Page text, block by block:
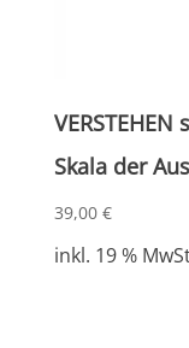
Skala der
39,00 €
inkl. 19 %